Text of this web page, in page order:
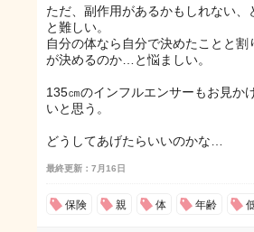
ただ、副作用があるかもしれない
と難しい。
自分の体なら自分で決めたことと
が決めるのか…と悩ましい。
135㎝のインフルエンサーもお見か
いと思う。
どうしてあげたらいいのかな…
最終更新：7月16日
保険 親 体 年齢